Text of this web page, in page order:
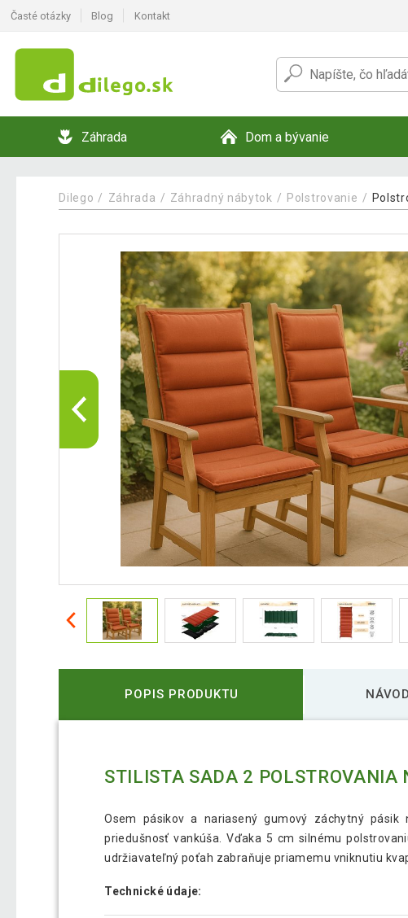
Časté otázky Blog Kontakt
Záhrada Dom a bývanie
Dilego Záhrada Záhradný nábytok Polstrovanie
POPIS PRODUKTU
STILISTA SADA 2 POLSTROVANIA
Osem pásikov a nariasený gumový záchytný pásik
priedušnosť vankúša. Vďaka 5 cm silnému
udržiavateľný poťah zabraňuje priamemu vniknutiu
Technické údaje: